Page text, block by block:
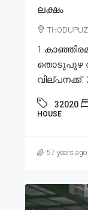
ലക്ഷം
തൊടുപുഴ
വില്പനക്ക്.
32020
HOUSE
57 years ago